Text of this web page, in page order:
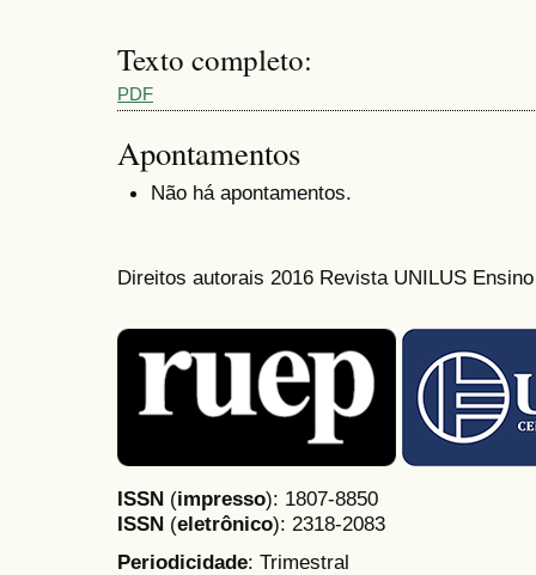
Texto completo:
PDF
Apontamentos
Não há apontamentos.
Direitos autorais 2016 Revista UNILUS
ISSN (impresso): 1807-8850
ISSN (eletrônico): 2318-2083
Periodicidade: Trimestral